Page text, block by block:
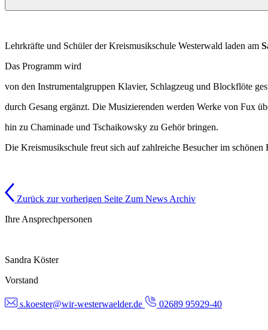
Lehrkräfte und Schüler der Kreismusikschule Westerwald laden am
Das Programm wird
von den Instrumentalgruppen Klavier, Schlagzeug und Blockflöte
durch Gesang ergänzt. Die Musizierenden werden Werke von Fux
hin zu Chaminade und Tschaikowsky zu Gehör bringen.
Die Kreismusikschule freut sich auf zahlreiche Besucher im
Zurück zur vorherigen Seite Zum News Archiv
Ihre Ansprechpersonen
Sandra Köster
Vorstand
s.koester@wir-westerwaelder.de 02689 95929-40